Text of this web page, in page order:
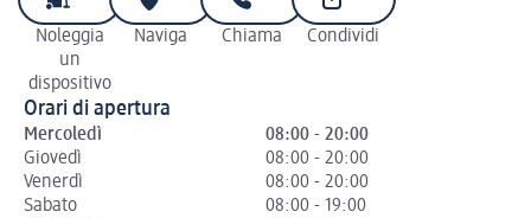
Noleggia
un
dispositivo
Naviga Chiama Condividi
Orari di apertura
Mercoledì
08:00 - 20:00
Giovedì
08:00 - 20:00
Venerdì
08:00 - 20:00
Sabato
08:00 - 19:00